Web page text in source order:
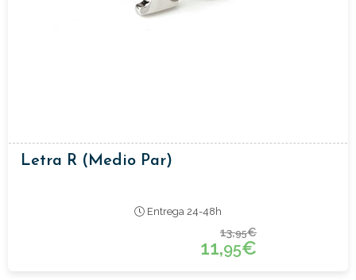
Letra R (medio Par)
Entrega 24-48h
13,95€
11,95€